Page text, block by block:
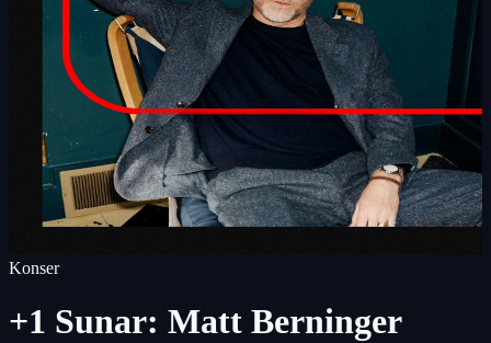
Konser
+1 Sunar: Matt Berninger